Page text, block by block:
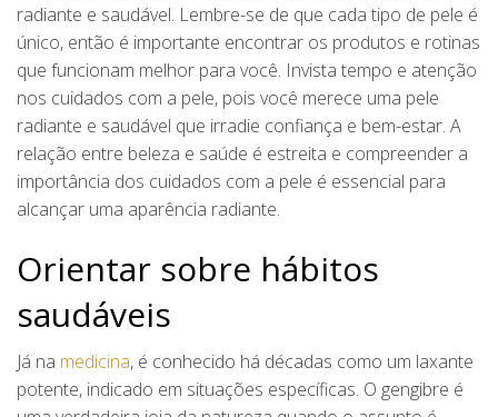
radiante e saudável. Lembre-se de que cada tipo de pele é
único, então é importante encontrar os produtos e rotinas
que funcionam melhor para você. Invista tempo e atenção
nos cuidados com a pele, pois você merece uma pele
radiante e saudável que irradie confiança e bem-estar. A
relação entre beleza e saúde é estreita e compreender a
importância dos cuidados com a pele é essencial para
alcançar uma aparência radiante.
Orientar sobre hábitos
saudáveis
Já na medicina, é conhecido há décadas como um laxante
potente, indicado em situações específicas. O gengibre é